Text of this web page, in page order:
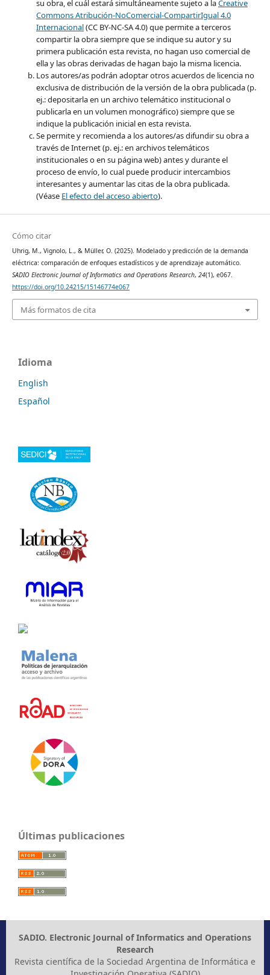
su obra, el cuál estará simultáneamente sujeto a laCreative
Commons Atribución-NoComercial-CompartirIgual 4.0
Internacional(CC BY-NC-SA 4.0) que permite a terceros
compartir la obra siempre que se indique su autor y su
primera publicación esta revista, no hagan uso comercial de
ella y las obras derivadas de hagan bajo la misma licencia.
Los autores/as podrán adoptar otros acuerdos de licencia no
exclusiva de distribución de la versión de la obra publicada (p.
ej.: depositarla en un archivo telemático institucional o
publicarla en un volumen monográfico) siempre que se
indique la publicación inicial en esta revista.
Se permite y recomienda a los autores/as difundir su obra a
través de Internet (p. ej.: en archivos telemáticos
institucionales o en su página web) antes y durante el
proceso de envío, lo cual puede producir intercambios
interesantes y aumentar las citas de la obra publicada.
(Véase El efecto del acceso abierto).
Cómo citar
Uhrig, M., Vignolo, L., & Müller, O. (2025). Modelado y predicción de la demanda
eléctrica: comparación de enfoques estadísticos y de aprendizaje automático.
SADIO Electronic Journal of Informatics and Operations Research, 24(1), e067.
https://doi.org/10.24215/15146774e067
Más formatos de cita
Idioma
English
Español
Últimas publicaciones
SADIO. Electronic Journal of Informatics and Operations
Research
Revista científica de la Sociedad Argentina de Informática e